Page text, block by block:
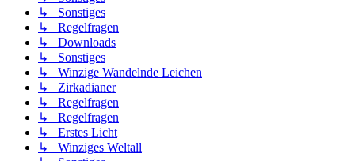
↳ Sonstiges
↳ Regelfragen
↳ Downloads
↳ Sonstiges
↳ Winzige Wandelnde Leichen
↳ Zirkadianer
↳ Regelfragen
↳ Regelfragen
↳ Erstes Licht
↳ Winziges Weltall